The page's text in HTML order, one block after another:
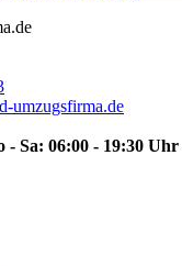
umzugsfirma.de
- Sa: 06:00 - 19:30 Uhr